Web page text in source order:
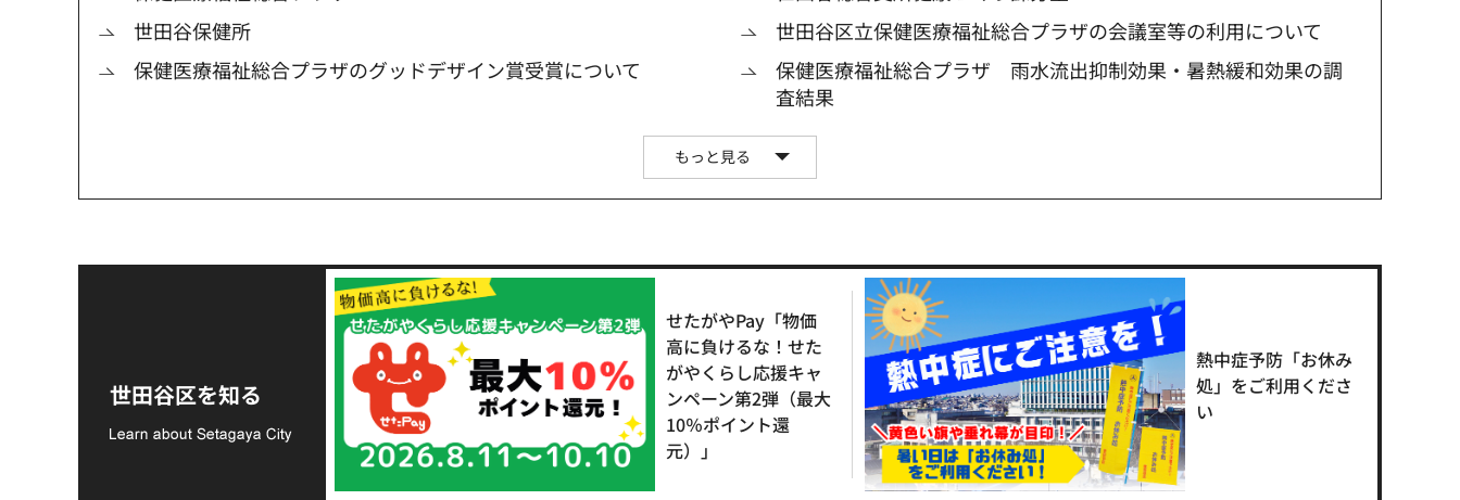
世田谷保健所
世田谷区立保健医療福祉総合プラザの会議室等の利用について
保健医療福祉総合プラザのグッドデザイン賞受賞について
保健医療福祉総合プラザ 雨水流出抑制効果・暑熱緩和効果の調
査結果
もっと見る
世田谷区を知る
支援金の募集につい
て
せたがやPay「物価
高に負けるな！せた
がやくらし応援キャ
ンペーン第2弾（最大
10％ポイント還
元）」
熱中症予防「お休み
処」をご利用くださ
い